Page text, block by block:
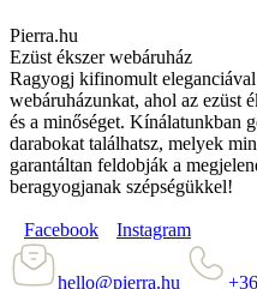
Pierra.hu
Ezüst ékszer webáruház
Ragyogj kifinomult
webáruházunkat, ahol az ezüst
és a minőséget. Kínálatunkban
darabokat találhatsz, melyek
garantáltan feldobják a
beragyogjanak szépségükkel!
Facebook Instagram
hello@pierra.hu